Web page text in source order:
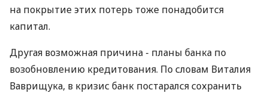
на покрытие этих потерь тоже понадобится
капитал.
Другая возможная причина - планы банка по
возобновлению кредитования. По словам Виталия
Ваврищука, в кризис банк постарался сохранить